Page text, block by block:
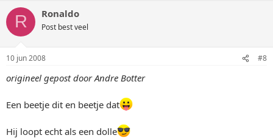
R Ronaldo
Post best veel
10 jun 2008 #8
origineel gepost door Andre Botter
Een beetje dit en beetje dat
Hij loopt echt als een dolle